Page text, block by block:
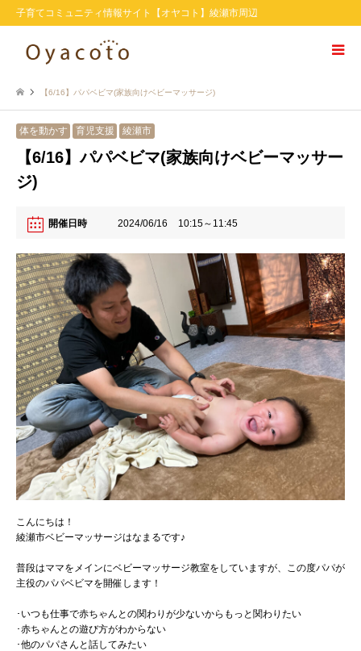
子育てコミュニティ情報サイト【オヤコト】綾瀬市周辺
【6/16】パパベビマ(家族向けベビーマッサージ)
体を動かす 育児支援 綾瀬市
【6/16】パパベビマ(家族向けベビーマッサー
ジ)
開催日時 2024/06/16 10:15～11:45
こんにちは！
綾瀬市ベビーマッサージはなまるです♪
普段はママをメインにベビーマッサージ教室をしていますが、この度パパが
主役のパパベビマを開催します！
･いつも仕事で赤ちゃんとの関わりが少ないからもっと関わりたい
･赤ちゃんとの遊び方がわからない
･他のパパさんと話してみたい